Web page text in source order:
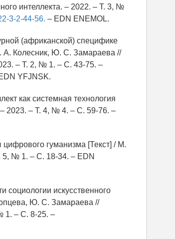
интеллекта. – 2022. – Т. 3, №
3-2-44-56. – EDN ENEMOL.
(африканской) специфике
А. Колесник, Ю. С. Замараева //
– Т. 2, № 1. – С. 43-75. –
YFJNSK.
как системная технология
2023. – Т. 4, № 4. – С. 59-76. –
гуманизма [Текст] / М.
5, № 1. – С. 18-34. – EDN
искусственного
Ю. С. Замараева //
1. – С. 8-25. –